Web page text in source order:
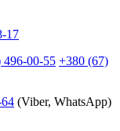
17
496-00-55 +380 (67)
(Viber, WhatsApp)